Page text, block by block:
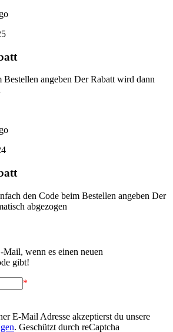
angeben Der Rabatt wird dann
den Code beim Bestellen angeben Der
abgezogen
wenn es einen neuen
gibt!
*
E-Mail Adresse akzeptierst du unsere
. Geschützt durch reCaptcha